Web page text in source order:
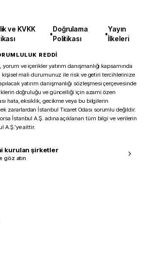
ve KVKK
•
Doğrulama
Politikası
•
Yayın
İlkeleri
REDDİ
ve içerikler yatırım danışmanlığı kapsamında
kişisel mali durumunuz ile risk ve getiri tercihlerinize
yatırım danışmanlığı sözleşmesi çerçevesinde
doğruluğu ve güncelliği için azami özen
hata, eksiklik, gecikme veya bu bilgilerin
zararlardan İstanbul Ticaret Odası sorumlu değildir.
İstanbul A.Ş. adına açıklanan tüm bilgi ve verilerin
A.Ş.’ye aittir.
kurulan şirketler
göz atın